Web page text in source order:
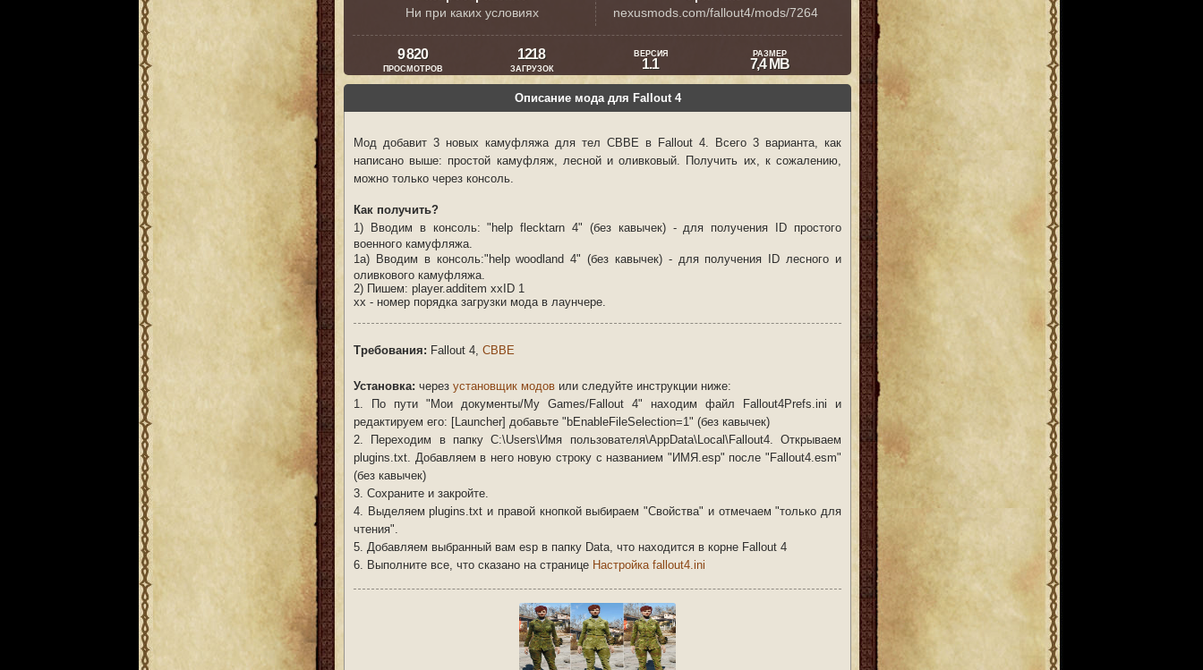
Ни при каких условиях
nexusmods.com/fallout4/mods/7264
9 820
ПРОСМОТРОВ
1218
ЗАГРУЗОК
ВЕРСИЯ
1.1
РАЗМЕР
7,4 MB
Описание мода для Fallout 4
Мод добавит 3 новых камуфляжа для тел CBBE в Fallout 4. Всего 3 варианта, как
написано выше: простой камуфляж, лесной и оливковый. Получить их, к сожалению,
можно только через консоль.
Как получить?
1) Вводим в консоль:"help flecktarn 4" (без кавычек) - для получения ID простого
военного камуфляжа.
1a) Вводим в консоль:"help woodland 4" (без кавычек) - для получения ID лесного и
оливкового камуфляжа.
2) Пишем: player.additem xxID 1
xx - номер порядка загрузки мода в лаунчере.
Требования: Fallout 4, CBBE
Установка: через установщик модов или следуйте инструкции ниже:
1. По пути "Мои документы/My Games/Fallout 4" находим файл Fallout4Prefs.ini и
редактируем его: [Launcher] добавьте "bEnableFileSelection=1" (без кавычек)
2. Переходим в папку C:\Users\Имя пользователя\AppData\Local\Fallout4. Открываем
plugins.txt. Добавляем в него новую строку с названием "ИМЯ.esp" после "Fallout4.esm"
(без кавычек)
3. Сохраните и закройте.
4. Выделяемplugins.txt и правой кнопкой выбираем "Свойства" и отмечаем "только для
чтения".
5. Добавляем выбранный вам esp в папку Data, что находится в корне Fallout 4
6. Выполните все, что сказано на странице Настройка fallout4.ini